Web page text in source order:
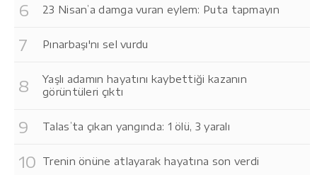
23 Nisan’a damga vuran eylem: Puta tapmayın
Pınarbaşı'nı sel vurdu
Yaşlı adamın hayatını kaybettiği kazanın
görüntüleri çıktı
Talas’ta çıkan yangında: 1 ölü, 3 yaralı
Trenin önüne atlayarak hayatına son verdi